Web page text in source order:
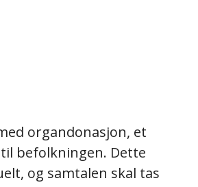
organdonasjon, et
befolkningen. Dette
og samtalen skal tas